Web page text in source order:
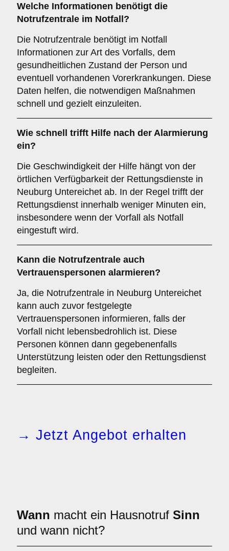
Welche Informationen benötigt die
Notrufzentrale im Notfall?
Die Notrufzentrale benötigt im Notfall
Informationen zur Art des Vorfalls, dem
gesundheitlichen Zustand der Person und
eventuell vorhandenen Vorerkrankungen. Diese
Daten helfen, die notwendigen Maßnahmen
schnell und gezielt einzuleiten.
Wie schnell trifft Hilfe nach der Alarmierung
ein?
Die Geschwindigkeit der Hilfe hängt von der
örtlichen Verfügbarkeit der Rettungsdienste in
Neuburg Untereichet ab. In der Regel trifft der
Rettungsdienst innerhalb weniger Minuten ein,
insbesondere wenn der Vorfall als Notfall
eingestuft wird.
Kann die Notrufzentrale auch
Vertrauenspersonen alarmieren?
Ja, die Notrufzentrale in Neuburg Untereichet
kann auch zuvor festgelegte
Vertrauenspersonen informieren, falls der
Vorfall nicht lebensbedrohlich ist. Diese
Personen können dann gegebenenfalls
Unterstützung leisten oder den Rettungsdienst
begleiten.
→ Jetzt Angebot erhalten
Wann macht ein Hausnotruf Sinn
und wann nicht?